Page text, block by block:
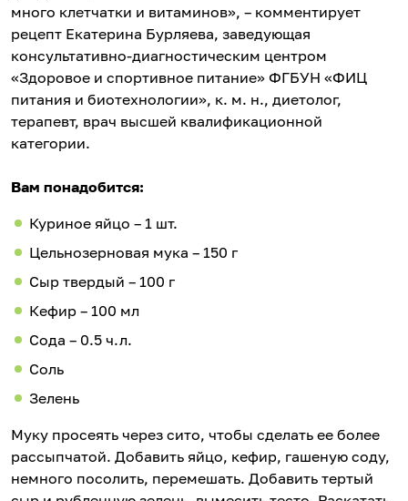
много клетчатки и витаминов», – комментирует
рецепт Екатерина Бурляева, заведующая
консультативно-диагностическим центром
«Здоровое и спортивное питание» ФГБУН «ФИЦ
питания и биотехнологии», к. м. н., диетолог,
терапевт, врач высшей квалификационной
категории.
Вам понадобится:
Куриное яйцо – 1 шт.
Цельнозерновая мука – 150 г
Сыр твердый – 100 г
Кефир – 100 мл
Сода – 0.5 ч.л.
Соль
Зелень
Муку просеять через сито, чтобы сделать ее более
рассыпчатой. Добавить яйцо, кефир, гашеную соду,
немного посолить, перемешать. Добавить тертый